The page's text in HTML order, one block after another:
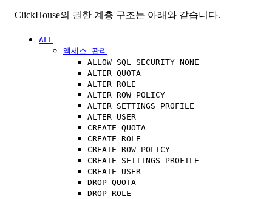
ClickHouse의 권한 계층 구조는 아래와 같습니다.
ALL
액세스 관리
ALLOW SQL SECURITY NONE
ALTER QUOTA
ALTER ROLE
ALTER ROW POLICY
ALTER SETTINGS PROFILE
ALTER USER
CREATE QUOTA
CREATE ROLE
CREATE ROW POLICY
CREATE SETTINGS PROFILE
CREATE USER
DROP QUOTA
DROP ROLE